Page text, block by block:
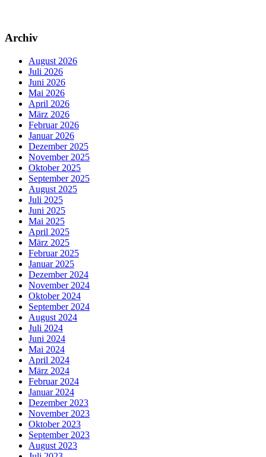
Archiv
August 2026
Juli 2026
Juni 2026
Mai 2026
April 2026
März 2026
Februar 2026
Januar 2026
Dezember 2025
November 2025
Oktober 2025
September 2025
August 2025
Juli 2025
Juni 2025
Mai 2025
April 2025
März 2025
Februar 2025
Januar 2025
Dezember 2024
November 2024
Oktober 2024
September 2024
August 2024
Juli 2024
Juni 2024
Mai 2024
April 2024
März 2024
Februar 2024
Januar 2024
Dezember 2023
November 2023
Oktober 2023
September 2023
August 2023